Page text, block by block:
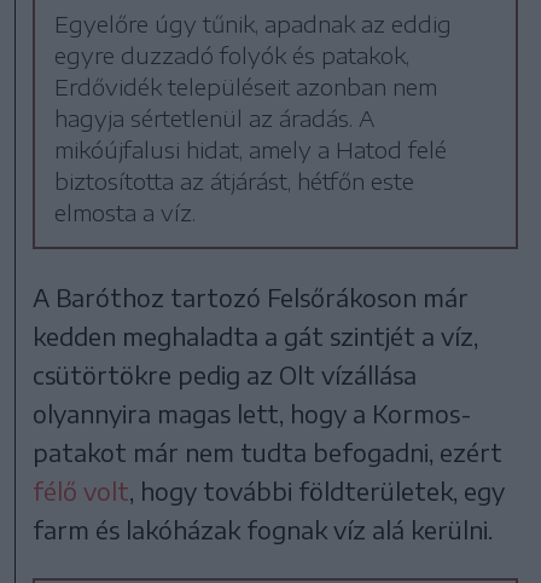
Egyelőre úgy tűnik, apadnak az eddig
egyre duzzadó folyók és patakok,
Erdővidék településeit azonban nem
hagyja sértetlenül az áradás. A
mikóújfalusi hidat, amely a Hatod felé
biztosította az átjárást, hétfőn este
elmosta a víz.
A Baróthoz tartozó Felsőrákoson már
kedden meghaladta a gát szintjét a víz,
csütörtökre pedig az Olt vízállása
olyannyira magas lett, hogy a Kormos-
patakot már nem tudta befogadni, ezért
félő volt, hogy további földterületek, egy
farm és lakóházak fognak víz alá kerülni.